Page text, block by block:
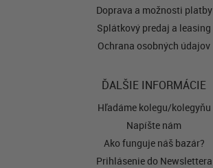
Doprava a možnosti platby
Splátkový predaj a leasing
Ochrana osobných údajov
ĎALŠIE INFORMÁCIE
Hľadáme kolegu/kolegyňu
Napíšte nám
Ako funguje náš bazár?
Prihlásenie do Newslettera